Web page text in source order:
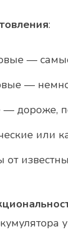
:
—
—
дороже,
или